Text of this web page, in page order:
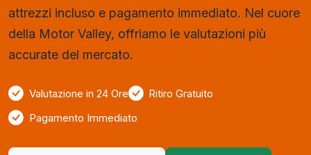
attrezzi incluso e pagamento immediato. Nel cuore
della Motor Valley, offriamo le valutazioni più
accurate del mercato.
Valutazione in 24 Ore
Ritiro Gratuito
Pagamento Immediato